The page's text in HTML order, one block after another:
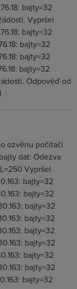
bajty=32
Vypršel
bajty=32
bajty=32
bajty=32
bajty=32
Odpověď od
ozvěnu počítači
dat: Odezva
Vypršel
bajty=32
bajty=32
bajty=32
bajty=32
bajty=32
bajty=32
bajty=32
bajty=32
bajty=32